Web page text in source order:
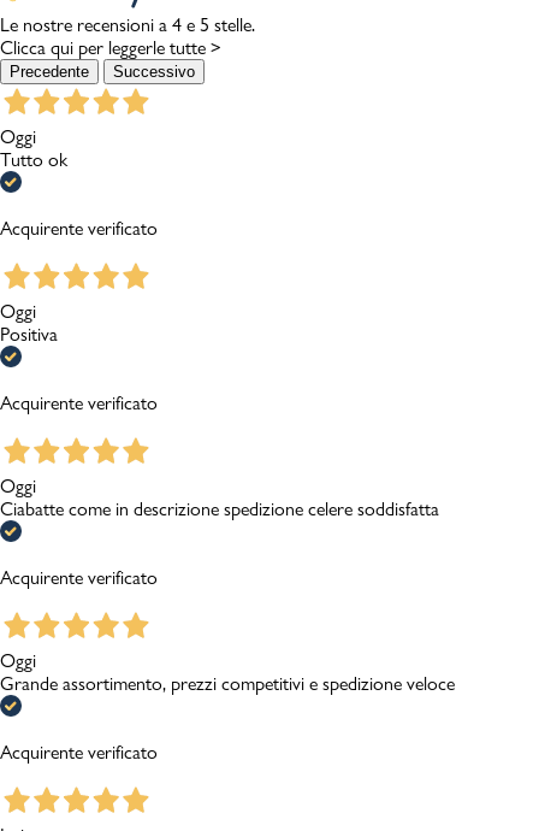
Le nostre recensioni a 4 e 5 stelle.
Clicca qui per leggerle tutte >
Precedente Successivo
Oggi
Tutto ok
Acquirente verificato
Oggi
Positiva
Acquirente verificato
Oggi
Ciabatte come in descrizione spedizione celere soddisfatta
Acquirente verificato
Oggi
Grande assortimento, prezzi competitivi e spedizione veloce
Acquirente verificato